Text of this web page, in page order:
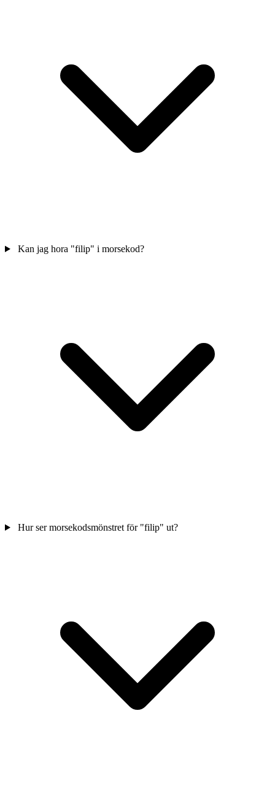
Kan jag hora "filip" i morsekod?
Hur ser morsekodsmönstret för "filip" ut?